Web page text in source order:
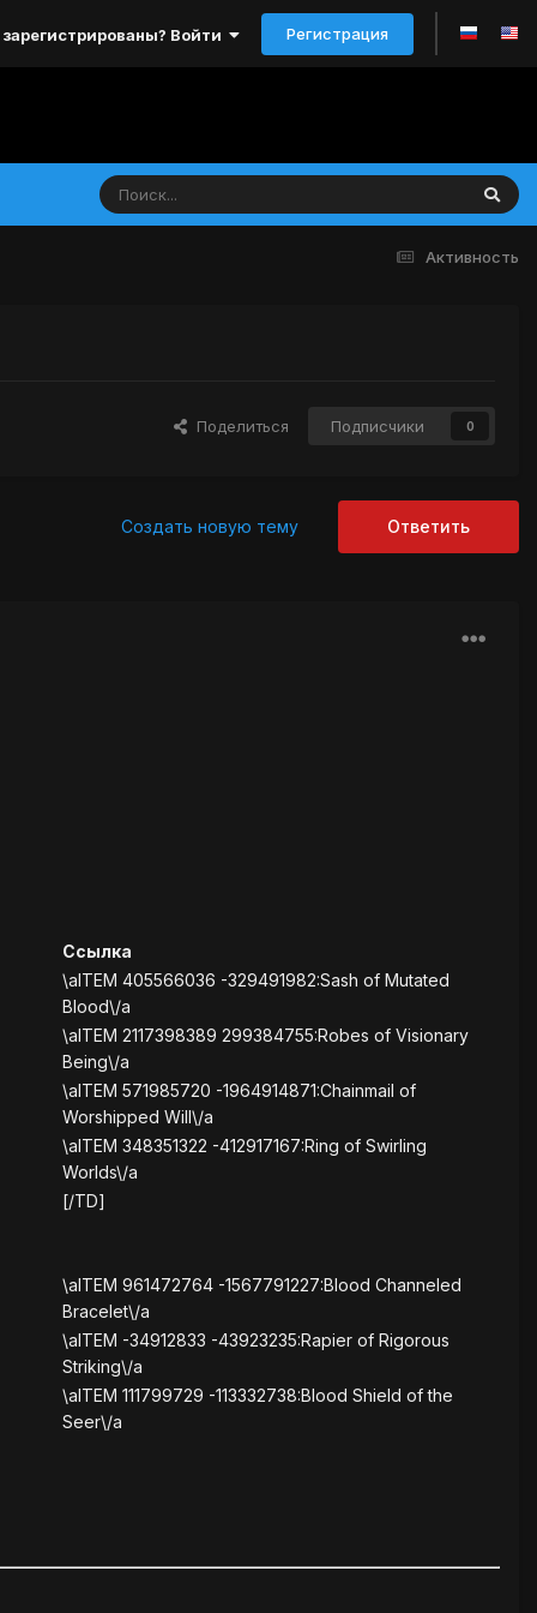
Войти Регистрация
Активность
Поделиться Подписчики 0
Ответить
Создать новую тему
Ссылка
\aITEM 405566036 -329491982:Sash of Mutated
Blood\/a
\aITEM 2117398389 299384755:Robes of Visionary
Being\/a
\aITEM 571985720 -1964914871:Chainmail of
Worshipped Will\/a
\aITEM 348351322 -412917167:Ring of Swirling
Worlds\/a
[/TD]
\aITEM 961472764 -1567791227:Blood Channeled
Bracelet\/a
\aITEM -34912833 -43923235:Rapier of Rigorous
Striking\/a
\aITEM 111799729 -113332738:Blood Shield of the
Seer\/a